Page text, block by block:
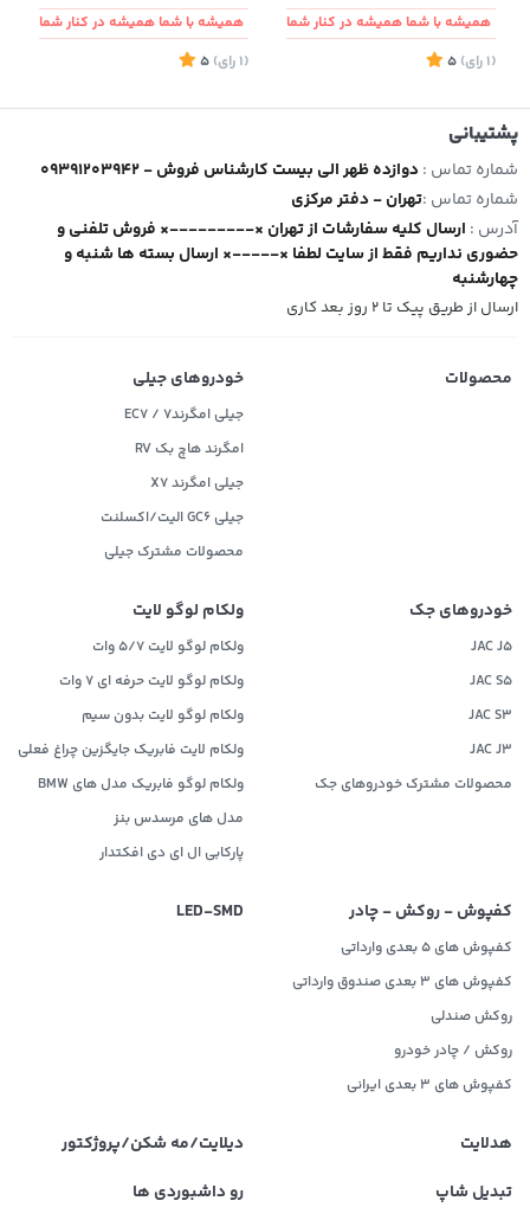
همیشه با شما همیشه در کنار شما
(1 رای)
5
همیشه با شما همیشه در کنار شما
(1 رای)
5
پشتیبانی
شماره تماس : 09391203942 - دوازده ظهر الی بیست کارشناس فروش
شماره تماس :تهران - دفتر مرکزی
آدرس : ارسال کلیه سفارشات از تهران ×---------× فروش تلفنی و
حضوری نداریم فقط از سایت لطفا ×-----× ارسال بسته ها شنبه و
چهارشنبه
ارسال از طریق پیک تا ۲ روز بعد کاری
محصولات خودروهای جیلی
جیلی امگرند۷ / EC7
امگرند هاچ بک RV
جیلی امگرند X7
جیلی GC6 الیت/اکسلنت
محصولات مشترک جیلی
خودروهای جک
JAC J5
JAC S5
JAC S3
JAC J3
محصولات مشترک خودروهای جک
ولکام لوگو لایت
ولکام لوگو لایت 5/7 وات
ولکام لوگو لایت حرفه ای 7 وات
ولکام لوگو لایت بدون سیم
ولکام لایت فابریک جایگزین چراغ فعلی
ولکام لوگو فابریک مدل های BMW
مدل های مرسدس بنز
پارکابی ال ای دی افکتدار
کفپوش - روکش - چادر
کفپوش های 5 بعدی وارداتی
کفپوش های 3 بعدی صندوق وارداتی
روکش صندلی
روکش / چادر خودرو
کفپوش های ۳ بعدی ایرانی
LED‌-SMD
هدلایت
دیلایت/مه شکن/پروژکتور
تبدیل شاپ
رو داشبوردی ها